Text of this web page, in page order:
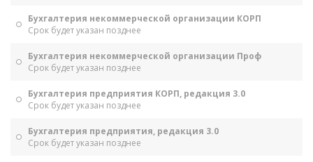
Бухгалтерия некоммерческой организации КОРП
Срок будет указан позднее
Бухгалтерия некоммерческой организации Проф
Срок будет указан позднее
Бухгалтерия предприятия КОРП, редакция 3.0
Срок будет указан позднее
Бухгалтерия предприятия, редакция 3.0
Срок будет указан позднее